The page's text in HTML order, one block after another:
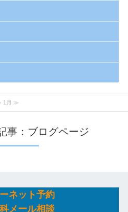
1月 ≫
事：ブログページ
ネット予約
メール相談